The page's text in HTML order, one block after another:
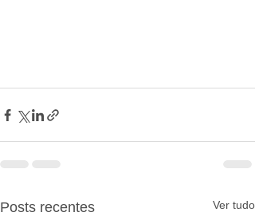
Posts recentes Ver tudo